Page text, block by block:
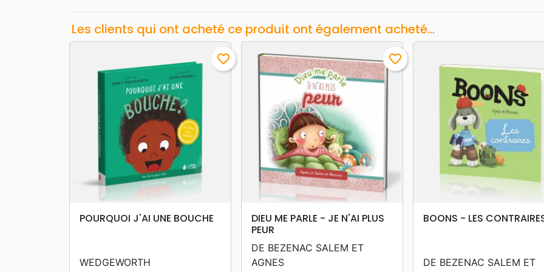
Les clients qui ont acheté ce produit ont également acheté...
search APERÇU RAPIDE
favorite_border
POURQUOI J'AI UNE BOUCHE
WEDGEWORTH
search APERÇU RAPIDE
favorite_border
DIEU ME PARLE - JE N'AI PLUS
PEUR
DE BEZENAC SALEM ET
AGNES
search APERÇU RAPIDE
BOONS - LES
DE BEZENAC SALEM ET